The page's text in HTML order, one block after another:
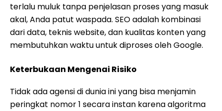
terlalu muluk tanpa penjelasan proses yang masuk
akal, Anda patut waspada. SEO adalah kombinasi
dari data, teknis website, dan kualitas konten yang
membutuhkan waktu untuk diproses oleh Google.
Keterbukaan Mengenai Risiko
Tidak ada agensi di dunia ini yang bisa menjamin
peringkat nomor 1 secara instan karena algoritma